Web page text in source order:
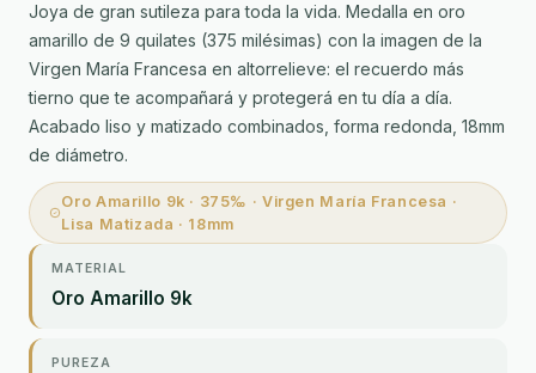
Joya de gran sutileza para toda la vida. Medalla en oro
amarillo de 9 quilates (375 milésimas) con la imagen de la
Virgen María Francesa en altorrelieve: el recuerdo más
tierno que te acompañará y protegerá en tu día a día.
Acabado liso y matizado combinados, forma redonda, 18mm
de diámetro.
Oro Amarillo 9k · 375‰ · Virgen María Francesa ·
Lisa Matizada · 18mm
MATERIAL
Oro Amarillo 9k
PUREZA